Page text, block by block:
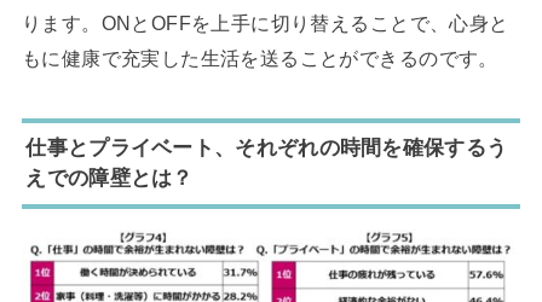
ります。ONとOFFを上手に切り替えることで、心身と
もに健康で充実した生活を送ることができるのです。
仕事とプライベート、それぞれの時間を確保するう
えでの障壁とは？